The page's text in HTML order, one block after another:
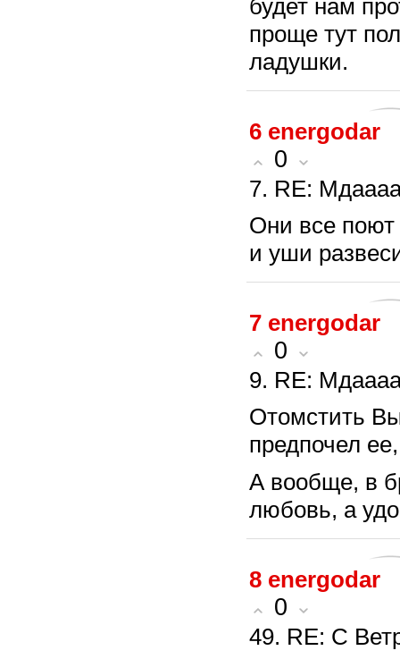
будет нам
проще тут
ладушки.
6 energodar
0
7. RE:
Они все
и уши
7 energodar
0
9. RE:
Отомстить
предпочел
А вообще, в
любовь, а
8 energodar
0
49. RE: С